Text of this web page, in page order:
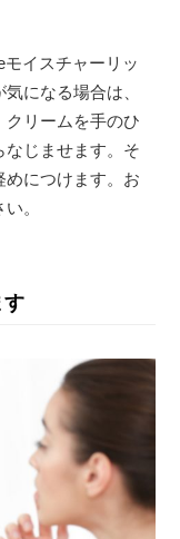
イスチャーリッ
になる場合は、
クリームを手のひ
なじませます。そ
めにつけます。お
。
す